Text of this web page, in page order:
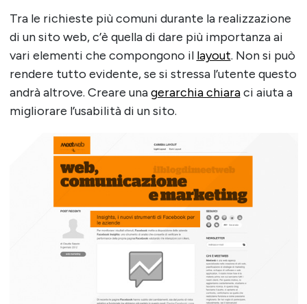
Tra le richieste più comuni durante la realizzazione
di un sito web, c’è quella di dare più importanza ai
vari elementi che compongono il layout. Non si può
rendere tutto evidente, se si stressa l’utente questo
andrà altrove. Creare unagerarchia chiaraci aiuta a
migliorare l’usabilità di un sito.